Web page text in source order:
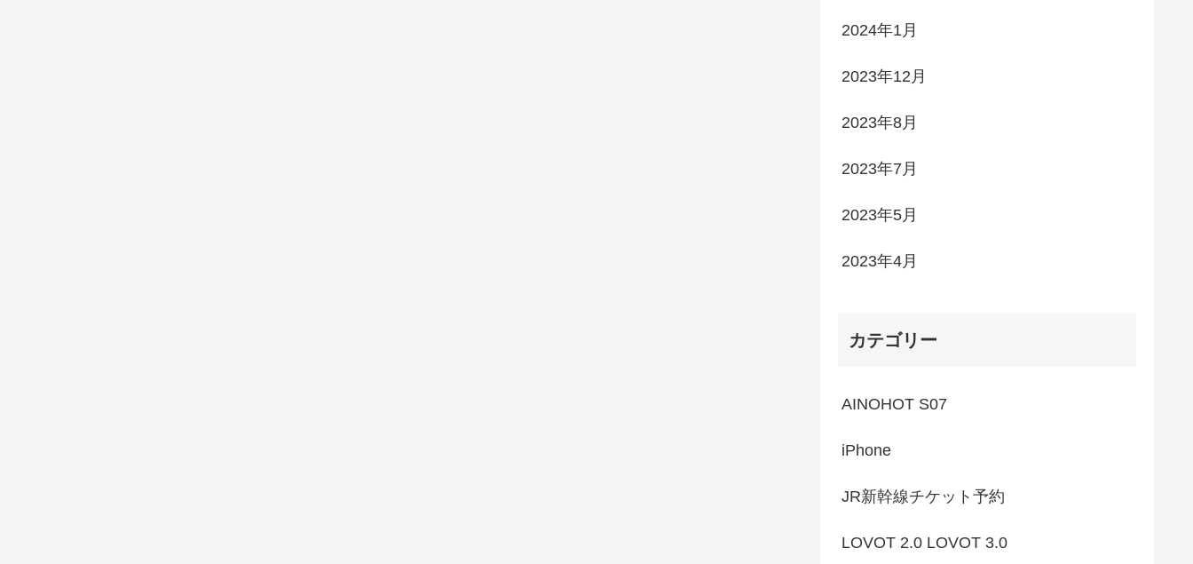
2024年1月
2023年12月
2023年8月
2023年7月
2023年5月
2023年4月
カテゴリー
AINOHOT S07
iPhone
JR新幹線チケット予約
LOVOT 2.0 LOVOT 3.0